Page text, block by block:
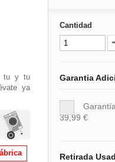
tu y tu
ya
Cantidad
Garantia
39,99 €
Retirada